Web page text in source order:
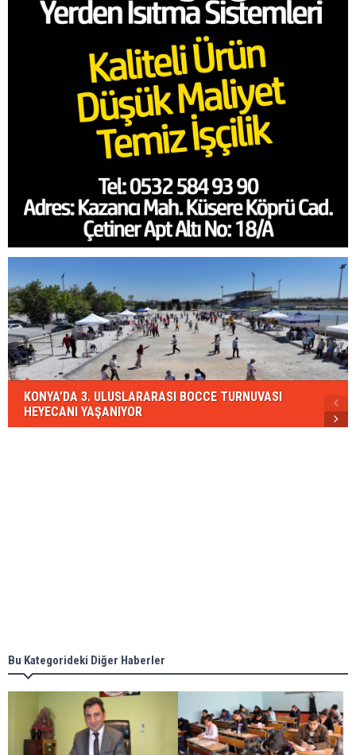
KONYA’DA 3. ULUSLARARASI BOCCE TURNUVASI
HEYECANI YAŞANIYOR
Bu Kategorideki Diğer Haberler